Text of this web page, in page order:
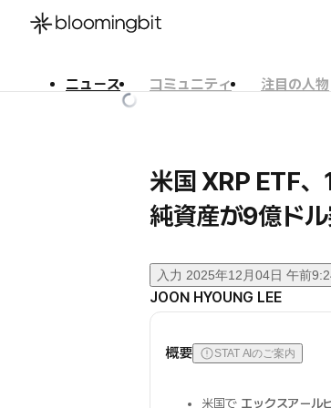
ニュース コミュニティ
注目の人物
米国 XRP ETF
純資産が9億ド
入力 2025年12月04日 午前
JOON HYOUNG LEE
概要 STAT AIのご案内
米国で エックスアール